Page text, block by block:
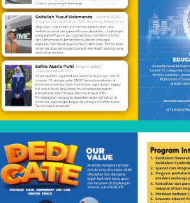
Perkuat Sinergi dan Kebersamaan,
Smamda Surabaya Gelar Raker dan
Family Gathering di Batu Malang
Mei 8, 2026
dalam "Berita"